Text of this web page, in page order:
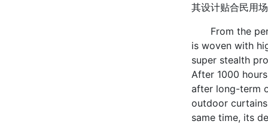
其设计贴合民用
From the
is woven with
super stealth
After 1000
after long-term
outdoor
same time, its